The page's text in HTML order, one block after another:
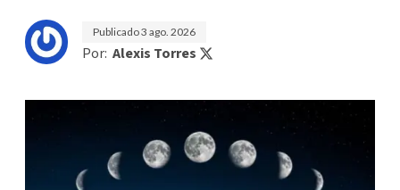
Publicado3 ago. 2026
Por: Alexis Torres